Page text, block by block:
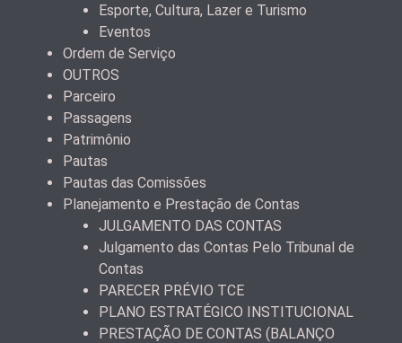
Esporte, Cultura, Lazer e Turismo
Eventos
Ordem de Serviço
OUTROS
Parceiro
Passagens
Patrimônio
Pautas
Pautas das Comissões
Planejamento e Prestação de Contas
JULGAMENTO DAS CONTAS
Julgamento das Contas Pelo Tribunal de
Contas
PARECER PRÉVIO TCE
PLANO ESTRATÉGICO INSTITUCIONAL
PRESTAÇÃO DE CONTAS (BALANÇO